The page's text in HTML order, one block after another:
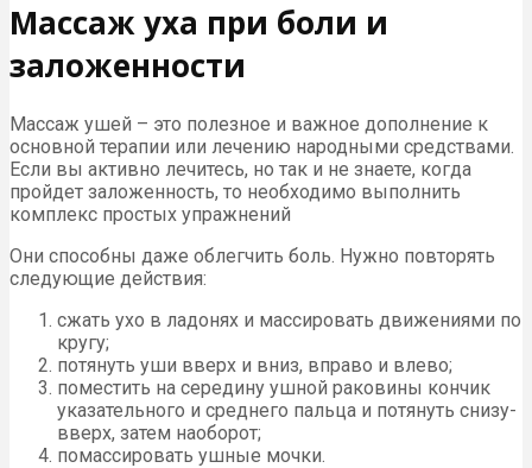
Массаж уха при боли и
заложенности
Массаж ушей – это полезное и важное дополнение к
основной терапии или лечению народными средствами.
Если вы активно лечитесь, но так и не знаете, когда
пройдет заложенность, то необходимо выполнить
комплекс простых упражнений
Они способны даже облегчить боль. Нужно повторять
следующие действия:
сжать ухо в ладонях и массировать движениями по
кругу;
потянуть уши вверх и вниз, вправо и влево;
поместить на середину ушной раковины кончик
указательного и среднего пальца и потянуть снизу-
вверх, затем наоборот;
помассировать ушные мочки.